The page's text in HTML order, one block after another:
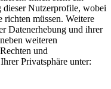
dieser Nutzerprofile, wobei
richten müssen. Weitere
Datenerhebung und ihrer
weiteren
und
Privatsphäre unter: